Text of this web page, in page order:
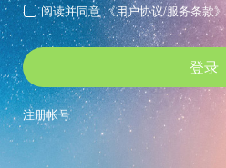
 阅读并同意 《用户协议/服务条款》
登录
注册帐号